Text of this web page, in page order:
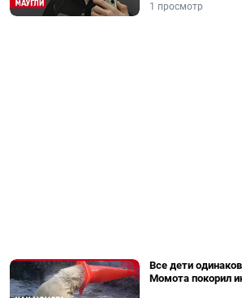
1 просмотр
Все дети
Момота покорил